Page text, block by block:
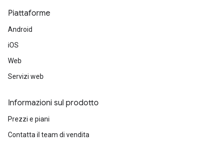
Piattaforme
Android
iOS
Web
Servizi web
Informazioni sul prodotto
Prezzi e piani
Contatta il team di vendita